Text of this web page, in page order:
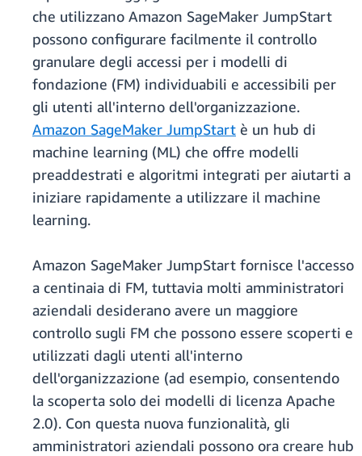
che utilizzano Amazon SageMaker JumpStart
possono configurare facilmente il controllo
granulare degli accessi per i modelli di
fondazione (FM) individuabili e accessibili per
gli utenti all'interno dell'organizzazione.
Amazon SageMaker JumpStart è un hub di
machine learning (ML) che offre modelli
preaddestrati e algoritmi integrati per aiutarti a
iniziare rapidamente a utilizzare il machine
learning.
Amazon SageMaker JumpStart fornisce l'accesso
a centinaia di FM, tuttavia molti amministratori
aziendali desiderano avere un maggiore
controllo sugli FM che possono essere scoperti e
utilizzati dagli utenti all'interno
dell'organizzazione (ad esempio, consentendo
la scoperta solo dei modelli di licenza Apache
2.0). Con questa nuova funzionalità, gli
amministratori aziendali possono ora creare hub